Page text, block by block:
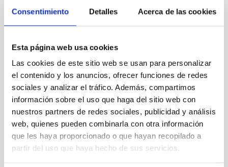
Consentimiento Detalles Acerca de las cookies
Esta página web usa cookies
Las cookies de este sitio web se usan para personalizar
el contenido y los anuncios, ofrecer funciones de redes
sociales y analizar el tráfico. Además, compartimos
información sobre el uso que haga del sitio web con
nuestros partners de redes sociales, publicidad y análisis
web, quienes pueden combinarla con otra información
que les haya proporcionado o que hayan recopilado a
partir del uso que haya hecho de sus servicios.
OGS (Ø
100cm)
Asteroide
2012
Cámara
CCD